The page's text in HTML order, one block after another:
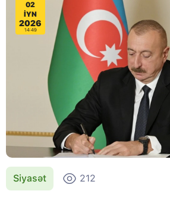
02
IYN
2026
14:49
Siyasət 212